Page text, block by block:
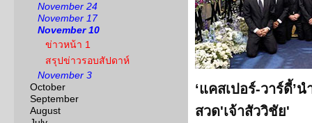
November 24
November 17
November 10
ข่าวหน้า 1
สรุปข่าวรอบสัปดาห์
November 3
October
September
August
‘แคสเปอร์-วาร์ดี้’
สวด'เจ้าสัววิชัย'